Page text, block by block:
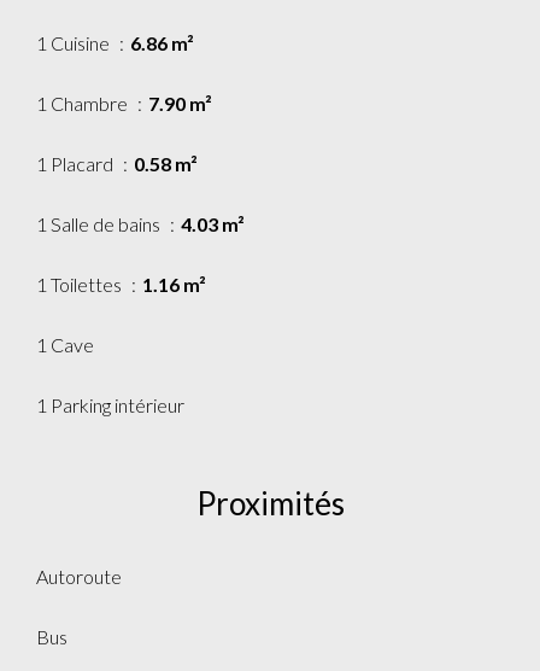
1 Cuisine 6.86 m²
1 Chambre 7.90 m²
1 Placard 0.58 m²
1 Salle de bains 4.03 m²
1 Toilettes 1.16 m²
1 Cave
1 Parking intérieur
Proximités
Autoroute
Bus